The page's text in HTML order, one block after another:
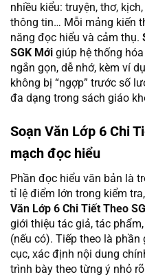
nhiều kiểu: truyện, thơ,
thông tin… Mỗi mảng kiến
năng đọc hiểu và cảm thụ.
SGK Mới giúp hệ thống
ngắn gọn, dễ nhớ, kèm ví
không bị “ngợp” trước số
đa dạng trong sách giáo
Soạn Văn Lớp 6 Chi
mạch đọc hiểu
Phần đọc hiểu văn bản là
tỉ lệ điểm lớn trong kiểm
Văn Lớp 6 Chi Tiết Theo
giới thiệu tác giả, tác
(nếu có). Tiếp theo là
cục, xác định nội dung
trình bày theo từng ý nhỏ